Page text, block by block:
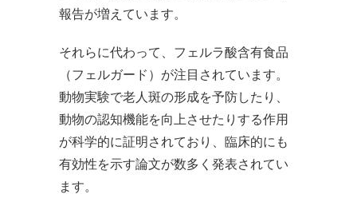
報告が増えています。
それらに代わって、フェルラ酸含有食品
（フェルガード）が注目されています。
動物実験で老人斑の形成を予防したり、
動物の認知機能を向上させたりする作用
が科学的に証明されており、臨床的にも
有効性を示す論文が数多く発表されてい
ます。